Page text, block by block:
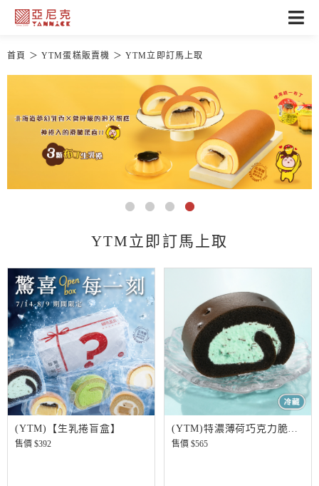
首頁 YTM蛋糕販賣機 YTM立即訂馬上取
YTM立即訂馬上取
(YTM)【生乳捲盲盒】
售價 $392 售價 $565